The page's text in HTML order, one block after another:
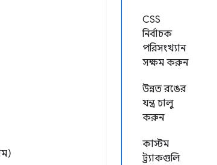
CSS
নির্বাচক
পরিসংখ্যান
সক্ষম করুন
উন্নত রঙের
যন্ত্র চালু
করুন
কাস্টম
ট্র্যাকগুলি